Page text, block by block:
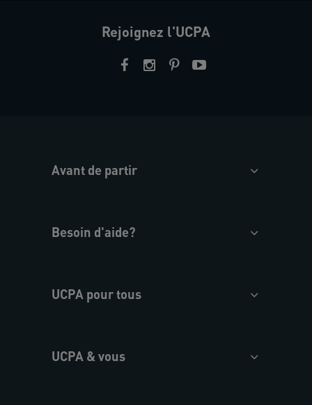
Rejoignez l'UCPA
Avant de partir
Besoin d'aide?
UCPA pour tous
UCPA & vous